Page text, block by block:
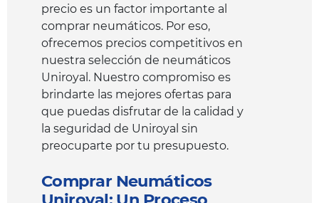
precio es un factor importante al
comprar neumáticos. Por eso,
ofrecemos precios competitivos en
nuestra selección de neumáticos
Uniroyal. Nuestro compromiso es
brindarte las mejores ofertas para
que puedas disfrutar de la calidad y
la seguridad de Uniroyal sin
preocuparte por tu presupuesto.
Comprar Neumáticos